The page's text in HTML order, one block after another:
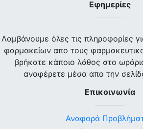
Εφημερίες
Λαμβάνουμε όλες τις πληροφορίες
φαρμακείων απο τους
βρήκατε κάποιο λάθος στο
αναφέρετε μέσα απο την
Επικοινωνία
Αναφορά